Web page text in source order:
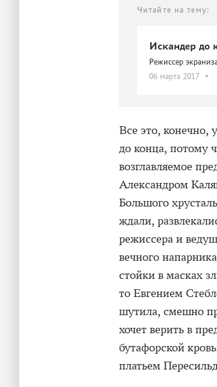
Читайте на тему:
Искандер до
Режиссер
06 марта 2017
Все это, конечно,
до конца, потому
возглавляемое
Александром
Большого
ждали,
режиссера и
вечного
стойки в масках
то Евгением
шутила, смешно
хочет верить в
бутафорской
платьем